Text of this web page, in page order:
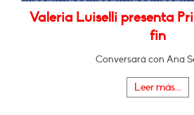
Valeria Luiselli presenta
fin
Conversará con Ana
Leer más...